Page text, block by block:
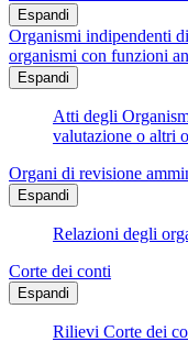
Espandi
Organismi indipendenti
organismi con funzioni
Espandi
Atti degli
valutazione o altri
Organi di revisione
Espandi
Relazioni degli
Corte dei conti
Espandi
Rilievi Corte dei